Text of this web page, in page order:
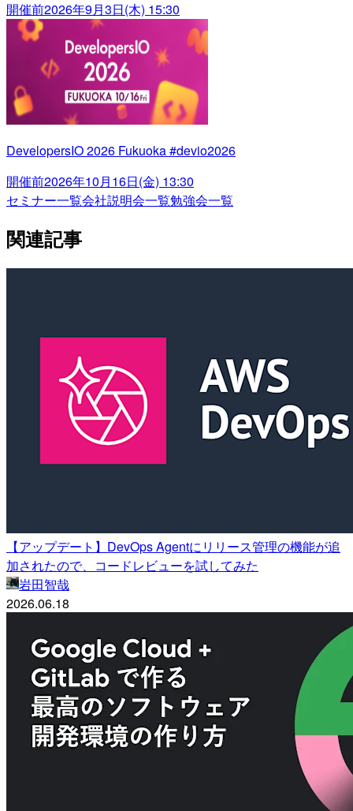
開催前2026年9月3日(木) 15:30
DevelopersIO 2026 Fukuoka #devio2026
開催前2026年10月16日(金) 13:30
セミナー一覧会社説明会一覧勉強会一覧
関連記事
【アップデート】DevOps Agentにリリース管理の機能が追
加されたので、コードレビューを試してみた
岩田智哉
2026.06.18